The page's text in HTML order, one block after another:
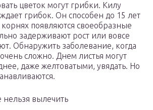
цветок могут грибки. Килу
грибок. Он способен до 15 лет
появляются своеобразные
задерживают рост или вовсе
Обнаружить заболевание, когда
сложно. Днем листья могут
даже желтоватыми, увядать. Но
нельзя вылечить